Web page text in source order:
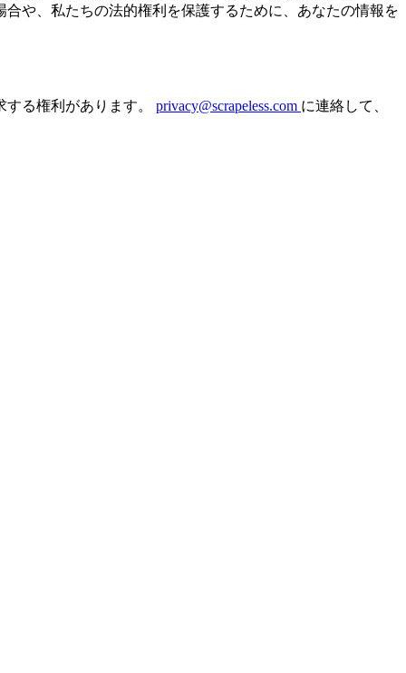
や、私たちの法的権利を保護するために、あなたの情報を
る権利があります。 privacy@scrapeless.com に連絡して、